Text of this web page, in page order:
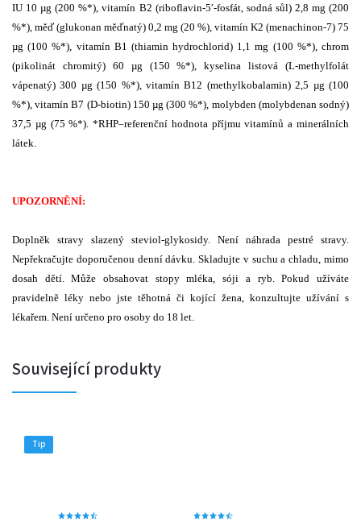
IU 10 µg (200 %*), vitamín B2 (riboflavin-5′-fosfát, sodná sůl) 2,8 mg (200
%*), měď (glukonan měďnatý) 0,2 mg (20 %), vitamín K2 (menachinon-7) 75
µg (100 %*), vitamín B1 (thiamin hydrochlorid) 1,1 mg (100 %*), chrom
(pikolinát chromitý) 60 µg (150 %*), kyselina listová (L-methylfolát
vápenatý) 300 µg (150 %*), vitamín B12 (methylkobalamin) 2,5 µg (100
%*), vitamín B7 (D-biotin) 150 µg (300 %*), molybden (molybdenan sodný)
37,5 µg (75 %*). *RHP–referenční hodnota příjmu vitamínů a minerálních
látek.
UPOZORNĚNÍ:
Doplněk stravy slazený steviol-glykosidy. Není náhrada pestré stravy.
Nepřekračujte doporučenou denní dávku. Skladujte v suchu a chladu, mimo
dosah dětí. Může obsahovat stopy mléka, sóji a ryb. Pokud užíváte
pravidelně léky nebo jste těhotná či kojící žena, konzultujte užívání s
lékařem. Není určeno pro osoby do 18 let.
Související produkty
Tip